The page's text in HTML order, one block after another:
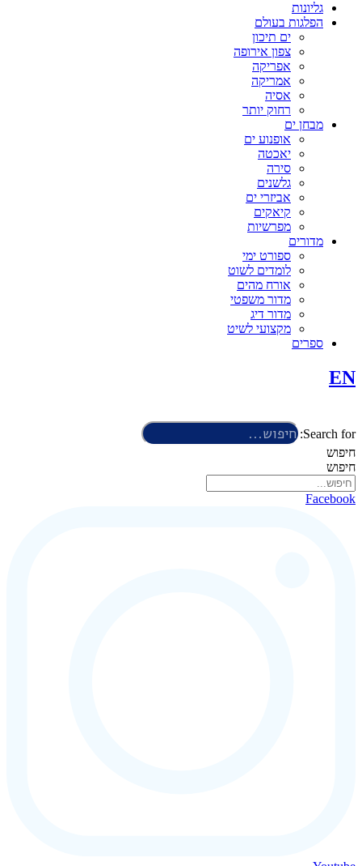
גליונות
הפלגות בעולם
ים תיכון
צפון אירופה
אפריקה
אמריקה
אסיה
רחוק יותר
מבחן ים
אופנוע ים
יאכטה
סירה
גלשנים
אביזרי ים
קיאקים
מפרשיות
מדורים
ספורט ימי
לומדים לשוט
אורח מהים
מדור משפטי
מדור דיג
מקצועי לשיט
ספרים
EN
Search for:
חיפוש
חיפוש
Facebook